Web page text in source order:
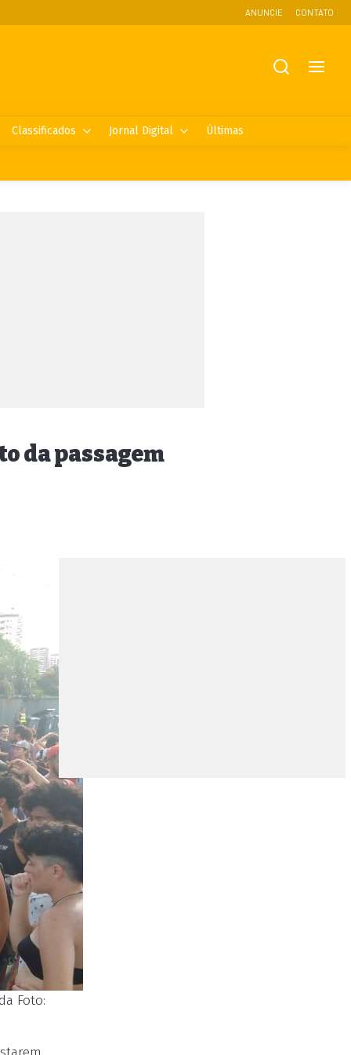
ANUNCIE CONTATO
Classificados Jornal Digital Últimas
da passagem
Foto: